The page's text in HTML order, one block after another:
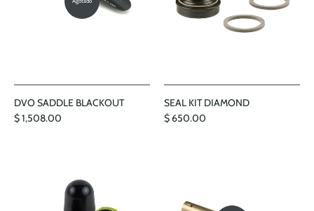
DVO SADDLE BLACKOUT
$ 1,508.00
SEAL KIT DIAMOND
$ 650.00